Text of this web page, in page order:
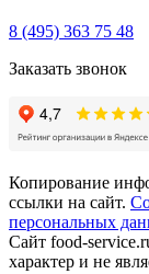
8 (495) 363 75 48
Заказать звонок
Копирование
ссылки на сайт.
персональных
Сайт food-
характер и не